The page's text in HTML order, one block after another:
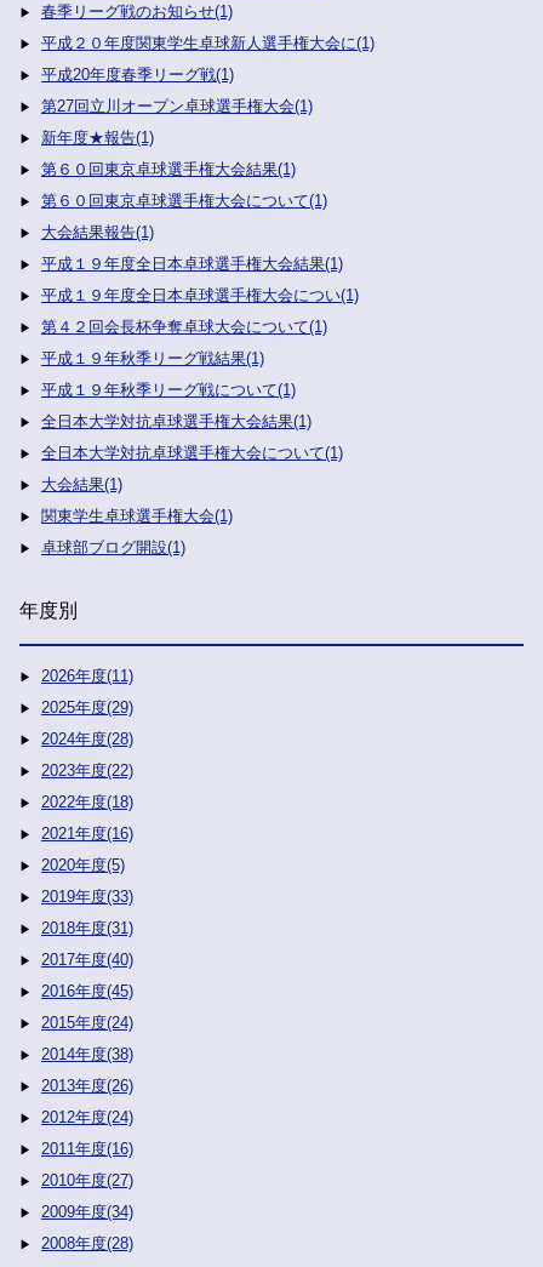
春季リーグ戦のお知らせ(1)
平成２０年度関東学生卓球新人選手権大会に(1)
平成20年度春季リーグ戦(1)
第27回立川オープン卓球選手権大会(1)
新年度★報告(1)
第６０回東京卓球選手権大会結果(1)
第６０回東京卓球選手権大会について(1)
大会結果報告(1)
平成１９年度全日本卓球選手権大会結果(1)
平成１９年度全日本卓球選手権大会につい(1)
第４２回会長杯争奪卓球大会について(1)
平成１９年秋季リーグ戦結果(1)
平成１９年秋季リーグ戦について(1)
全日本大学対抗卓球選手権大会結果(1)
全日本大学対抗卓球選手権大会について(1)
大会結果(1)
関東学生卓球選手権大会(1)
卓球部ブログ開設(1)
年度別
2026年度(11)
2025年度(29)
2024年度(28)
2023年度(22)
2022年度(18)
2021年度(16)
2020年度(5)
2019年度(33)
2018年度(31)
2017年度(40)
2016年度(45)
2015年度(24)
2014年度(38)
2013年度(26)
2012年度(24)
2011年度(16)
2010年度(27)
2009年度(34)
2008年度(28)